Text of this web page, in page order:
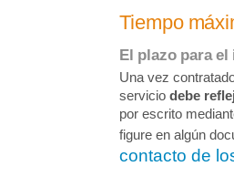
Tiempo
El plazo para
Una vez
serviciodebe
por escrito
figure en algún
contacto de